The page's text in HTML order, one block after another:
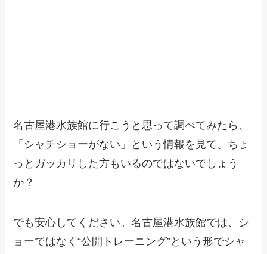
名古屋港水族館に行こうと思って調べてみたら、
「シャチショーがない」という情報を見て、ちょ
っとガッカリした方もいるのではないでしょう
か？
でも安心してください。名古屋港水族館では、シ
ョーではなく“公開トレーニング”という形でシャ